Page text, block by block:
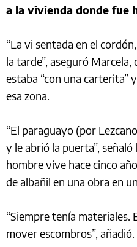
a la vivienda donde fue
“La vi sentada en el
la tarde”, aseguró
estaba “con una carterita”
esa zona.
“El paraguayo (por
y le abrió la puerta”,
hombre vive hace cinco
de albañil en una obra en
“Siempre tenía materiales.
mover escombros”, añadió.